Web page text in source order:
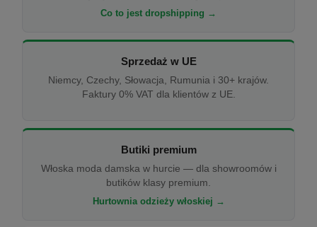
Co to jest dropshipping →
Sprzedaż w UE
Niemcy, Czechy, Słowacja, Rumunia i 30+ krajów.
Faktury 0% VAT dla klientów z UE.
Butiki premium
Włoska moda damska w hurcie — dla showroomów i
butików klasy premium.
Hurtownia odzieży włoskiej →